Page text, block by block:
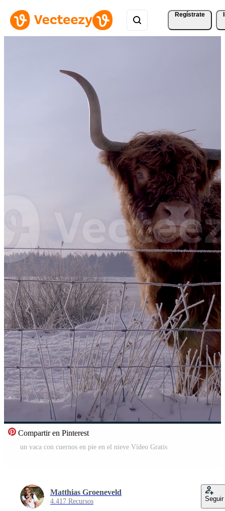
Regístrate
Compartir en Pinterest
un vaca con cuernos en pie en el nieve Vídeo Gratis
Matthias Groeneveld
4.417 Recursos Seguir